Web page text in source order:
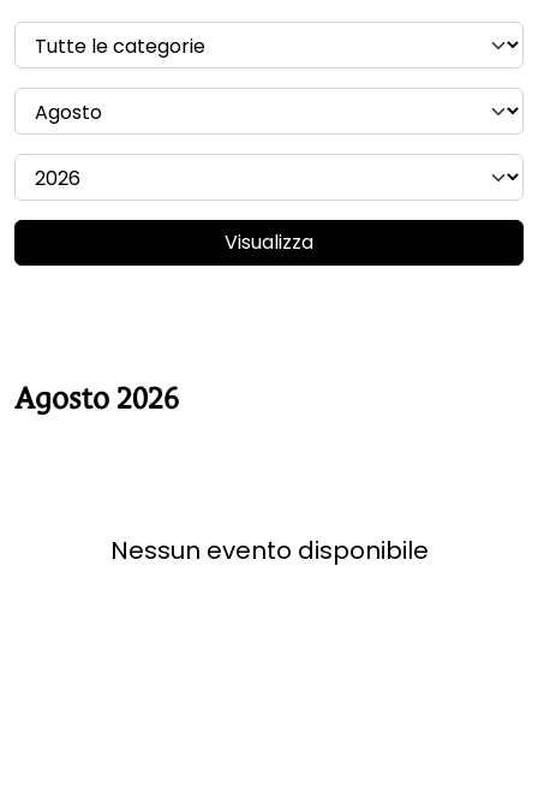
Visualizza
Agosto 2026
Nessun evento disponibile